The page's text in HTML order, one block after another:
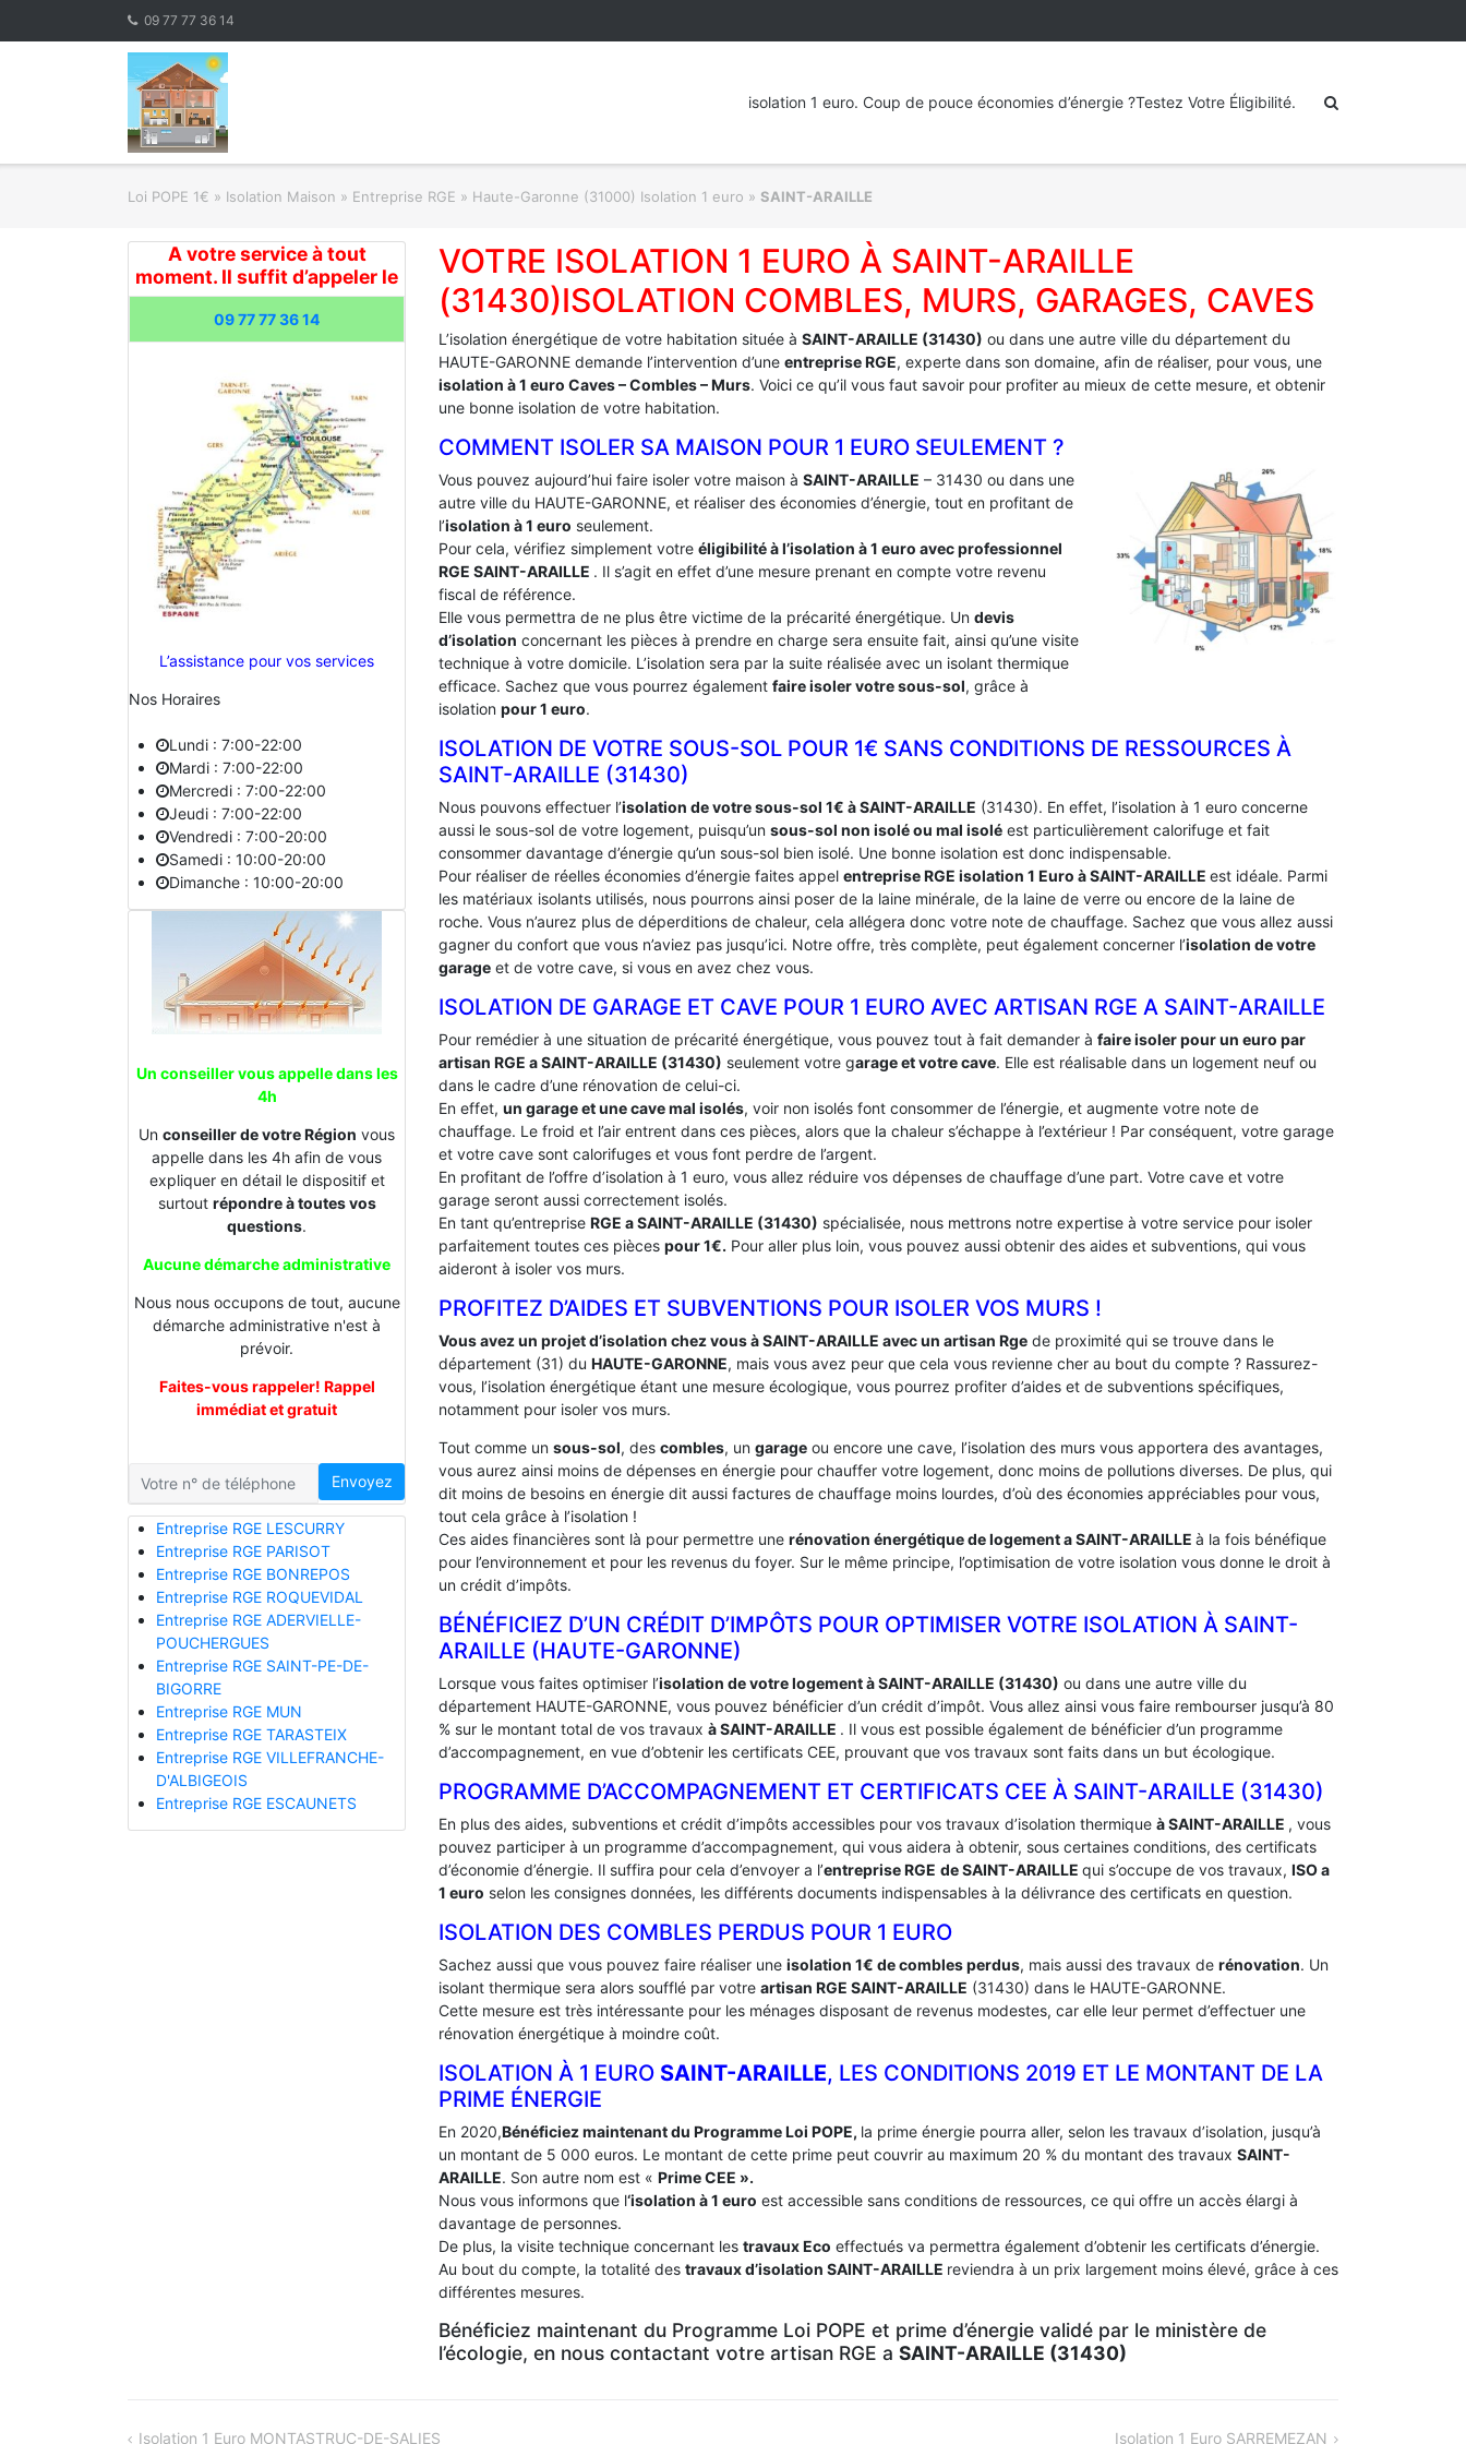
09 77 77 36 14
isolation 1 euro. Coup de pouce économies d’énergie ?Testez Votre Éligibilité.
Loi POPE 1€ » Isolation Maison » Entreprise RGE » Haute-Garonne (31000) Isolation 1 euro » SAINT-ARAILLE
A votre service à tout
moment. Il suffit d’appeler le
09 77 77 36 14
L’assistance pour vos services
Nos Horaires
Lundi : 7:00-22:00
Mardi : 7:00-22:00
Mercredi : 7:00-22:00
Jeudi : 7:00-22:00
Vendredi : 7:00-20:00
Samedi : 10:00-20:00
Dimanche : 10:00-20:00
Un conseiller vous appelle dans les
4h
Un conseiller de votre Région vous
appelle dans les 4h afin de vous
expliquer en détail le dispositif et
surtout répondre à toutes vos
questions.
Aucune démarche administrative
Nous nous occupons de tout, aucune
démarche administrative n'est à
prévoir.
Faites-vous rappeler! Rappel
immédiat et gratuit
Envoyez
Entreprise RGE LESCURRY
Entreprise RGE PARISOT
Entreprise RGE BONREPOS
Entreprise RGE ROQUEVIDAL
Entreprise RGE ADERVIELLE-
POUCHERGUES
Entreprise RGE SAINT-PE-DE-
BIGORRE
Entreprise RGE MUN
Entreprise RGE TARASTEIX
Entreprise RGE VILLEFRANCHE-
D'ALBIGEOIS
Entreprise RGE ESCAUNETS
VOTRE ISOLATION 1 EURO À SAINT-ARAILLE
(31430)ISOLATION COMBLES, MURS, GARAGES, CAVES
L’isolation énergétique de votre habitation située à SAINT-ARAILLE (31430) ou dans une autre ville du département du
HAUTE-GARONNE demande l’intervention d’une entreprise RGE, experte dans son domaine, afin de réaliser, pour vous, une
isolation à 1 euro Caves – Combles – Murs. Voici ce qu’il vous faut savoir pour profiter au mieux de cette mesure, et obtenir
une bonne isolation de votre habitation.
COMMENT ISOLER SA MAISON POUR 1 EURO SEULEMENT ?
Vous pouvez aujourd’hui faire isoler votre maison à SAINT-ARAILLE – 31430 ou dans une
autre ville du HAUTE-GARONNE, et réaliser des économies d’énergie, tout en profitant de
l’isolation à 1 euro seulement.
Pour cela, vérifiez simplement votre éligibilité à l’isolation à 1 euro avec professionnel
RGE SAINT-ARAILLE . Il s’agit en effet d’une mesure prenant en compte votre revenu
fiscal de référence.
Elle vous permettra de ne plus être victime de la précarité énergétique. Un devis
d’isolation concernant les pièces à prendre en charge sera ensuite fait, ainsi qu’une visite
technique à votre domicile. L’isolation sera par la suite réalisée avec un isolant thermique
efficace. Sachez que vous pourrez également faire isoler votre sous-sol, grâce à
isolation pour 1 euro.
ISOLATION DE VOTRE SOUS-SOL POUR 1€ SANS CONDITIONS DE RESSOURCES À
‎SAINT-ARAILLE (31430)
Nous pouvons effectuer l’isolation de votre sous-sol 1€ à SAINT-ARAILLE (31430). En effet, l’isolation à 1 euro concerne
aussi le sous-sol de votre logement, puisqu’un sous-sol non isolé ou mal isolé est particulièrement calorifuge et fait
consommer davantage d’énergie qu’un sous-sol bien isolé. Une bonne isolation est donc indispensable.
Pour réaliser de réelles économies d’énergie faites appel entreprise RGE isolation 1 Euro à SAINT-ARAILLE est idéale. Parmi
les matériaux isolants utilisés, nous pourrons ainsi poser de la laine minérale, de la laine de verre ou encore de la laine de
roche. Vous n’aurez plus de déperditions de chaleur, cela allégera donc votre note de chauffage. Sachez que vous allez aussi
gagner du confort que vous n’aviez pas jusqu’ici. Notre offre, très complète, peut également concerner l’isolation de votre
garage et de votre cave, si vous en avez chez vous.
ISOLATION DE GARAGE ET CAVE POUR 1 EURO AVEC ARTISAN RGE A SAINT-ARAILLE
Pour remédier à une situation de précarité énergétique, vous pouvez tout à fait demander à faire isoler pour un euro par
artisan RGE a SAINT-ARAILLE (31430) seulement votre garage et votre cave. Elle est réalisable dans un logement neuf ou
dans le cadre d’une rénovation de celui-ci.
En effet, un garage et une cave mal isolés, voir non isolés font consommer de l’énergie, et augmente votre note de
chauffage. Le froid et l’air entrent dans ces pièces, alors que la chaleur s’échappe à l’extérieur ! Par conséquent, votre garage
et votre cave sont calorifuges et vous font perdre de l’argent.
En profitant de l’offre d’isolation à 1 euro, vous allez réduire vos dépenses de chauffage d’une part. Votre cave et votre
garage seront aussi correctement isolés.
En tant qu’entreprise RGE a SAINT-ARAILLE (31430) spécialisée, nous mettrons notre expertise à votre service pour isoler
parfaitement toutes ces pièces pour 1€. Pour aller plus loin, vous pouvez aussi obtenir des aides et subventions, qui vous
aideront à isoler vos murs.
PROFITEZ D’AIDES ET SUBVENTIONS POUR ISOLER VOS MURS !
Vous avez un projet d’isolation chez vous à SAINT-ARAILLE avec un artisan Rge de proximité qui se trouve dans le
département (31) du HAUTE-GARONNE, mais vous avez peur que cela vous revienne cher au bout du compte ? Rassurez-
vous, l’isolation énergétique étant une mesure écologique, vous pourrez profiter d’aides et de subventions spécifiques,
notamment pour isoler vos murs.
Tout comme un sous-sol, des combles, un garage ou encore une cave, l’isolation des murs vous apportera des avantages,
vous aurez ainsi moins de dépenses en énergie pour chauffer votre logement, donc moins de pollutions diverses. De plus, qui
dit moins de besoins en énergie dit aussi factures de chauffage moins lourdes, d’où des économies appréciables pour vous,
tout cela grâce à l’isolation !
Ces aides financières sont là pour permettre une rénovation énergétique de logement aSAINT-ARAILLE à la fois bénéfique
pour l’environnement et pour les revenus du foyer. Sur le même principe, l’optimisation de votre isolation vous donne le droit à
un crédit d’impôts.
BÉNÉFICIEZ D’UN CRÉDIT D’IMPÔTS POUR OPTIMISER VOTRE ISOLATION À ‎SAINT-
ARAILLE (HAUTE-GARONNE)
Lorsque vous faites optimiser l’isolation de votre logement à SAINT-ARAILLE (31430) ou dans une autre ville du
département HAUTE-GARONNE, vous pouvez bénéficier d’un crédit d’impôt. Vous allez ainsi vous faire rembourser jusqu’à 80
% sur le montant total de vos travaux à SAINT-ARAILLE . Il vous est possible également de bénéficier d’un programme
d’accompagnement, en vue d’obtenir les certificats CEE, prouvant que vos travaux sont faits dans un but écologique.
PROGRAMME D’ACCOMPAGNEMENT ET CERTIFICATS CEE À ‎SAINT-ARAILLE (31430)
En plus des aides, subventions et crédit d’impôts accessibles pour vos travaux d’isolation thermique à SAINT-ARAILLE , vous
pouvez participer à un programme d’accompagnement, qui vous aidera à obtenir, sous certaines conditions, des certificats
d’économie d’énergie. Il suffira pour cela d’envoyer a l’entreprise RGE de SAINT-ARAILLE qui s’occupe de vos travaux, ISO a
1 euro selon les consignes données, les différents documents indispensables à la délivrance des certificats en question.
ISOLATION DES COMBLES PERDUS POUR 1 EURO
Sachez aussi que vous pouvez faire réaliser une isolation 1€ de combles perdus, mais aussi des travaux de rénovation. Un
isolant thermique sera alors soufflé par votre artisan RGE SAINT-ARAILLE (31430) dans le HAUTE-GARONNE.
Cette mesure est très intéressante pour les ménages disposant de revenus modestes, car elle leur permet d’effectuer une
rénovation énergétique à moindre coût.
ISOLATION À 1 EURO SAINT-ARAILLE, LES CONDITIONS 2019 ET LE MONTANT DE LA
PRIME ÉNERGIE
En 2020,Bénéficiez maintenant du Programme Loi POPE, la prime énergie pourra aller, selon les travaux d’isolation, jusqu’à
un montant de 5 000 euros. Le montant de cette prime peut couvrir au maximum 20 % du montant des travaux SAINT-
ARAILLE. Son autre nom est « Prime CEE ».
Nous vous informons que l‘isolation à 1 euro est accessible sans conditions de ressources, ce qui offre un accès élargi à
davantage de personnes.
De plus, la visite technique concernant les travaux Eco effectués va permettra également d’obtenir les certificats d’énergie.
Au bout du compte, la totalité des travaux d’isolation SAINT-ARAILLE reviendra à un prix largement moins élevé, grâce à ces
différentes mesures.
Bénéficiez maintenant du Programme Loi POPE et prime d’énergie validé par le ministère de
l’écologie, en nous contactant votre artisan RGE a SAINT-ARAILLE (31430)
Isolation 1 Euro MONTASTRUC-DE-SALIES Isolation 1 Euro SARREMEZAN